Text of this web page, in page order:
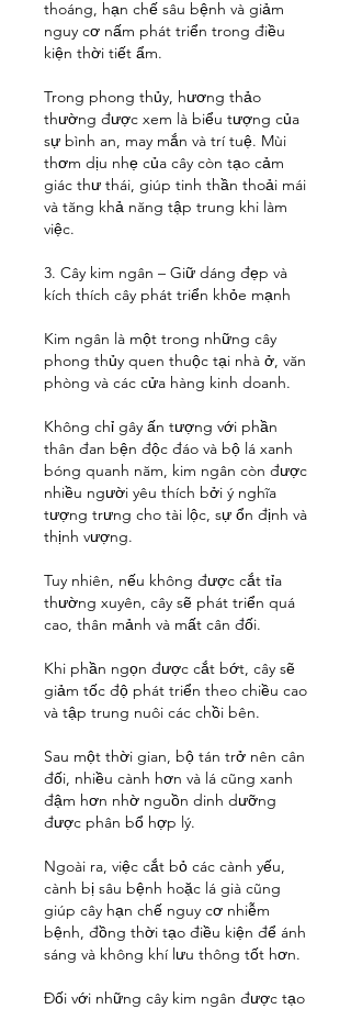
thoáng, hạn chế sâu bệnh và giảm
nguy cơ nấm phát triển trong điều
kiện thời tiết ẩm.
Trong phong thủy, hương thảo
thường được xem là biểu tượng của
sự bình an, may mắn và trí tuệ. Mùi
thơm dịu nhẹ của cây còn tạo cảm
giác thư thái, giúp tinh thần thoải mái
và tăng khả năng tập trung khi làm
việc.
3. Cây kim ngân – Giữ dáng đẹp và
kích thích cây phát triển khỏe mạnh
Kim ngân là một trong những cây
phong thủy quen thuộc tại nhà ở, văn
phòng và các cửa hàng kinh doanh.
Không chỉ gây ấn tượng với phần
thân đan bện độc đáo và bộ lá xanh
bóng quanh năm, kim ngân còn được
nhiều người yêu thích bởi ý nghĩa
tượng trưng cho tài lộc, sự ổn định và
thịnh vượng.
Tuy nhiên, nếu không được cắt tỉa
thường xuyên, cây sẽ phát triển quá
cao, thân mảnh và mất cân đối.
Khi phần ngọn được cắt bớt, cây sẽ
giảm tốc độ phát triển theo chiều cao
và tập trung nuôi các chồi bên.
Sau một thời gian, bộ tán trở nên cân
đối, nhiều cành hơn và lá cũng xanh
đậm hơn nhờ nguồn dinh dưỡng
được phân bổ hợp lý.
Ngoài ra, việc cắt bỏ các cành yếu,
cành bị sâu bệnh hoặc lá già cũng
giúp cây hạn chế nguy cơ nhiễm
bệnh, đồng thời tạo điều kiện để ánh
sáng và không khí lưu thông tốt hơn.
Đối với những cây kim ngân được tạo